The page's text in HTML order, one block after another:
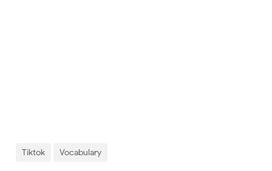
Tiktok Vocabulary